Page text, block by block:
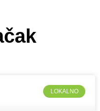
LOKALNO